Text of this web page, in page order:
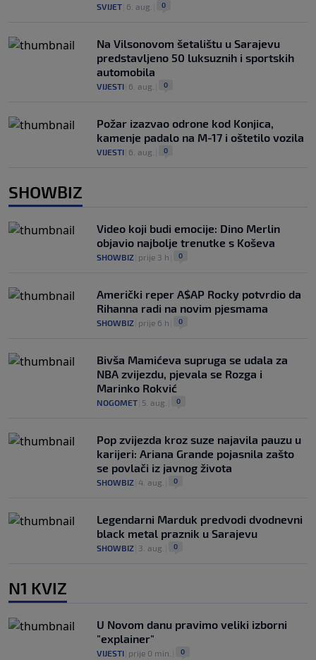
SVIJET 6. aug. 0
Na Vilsonovom šetalištu u Sarajevu
predstavljeno 50 luksuznih i sportskih
automobila
VIJESTI 6. aug. 0
Požar izazvao odrone kod Konjica,
kamenje padalo na M-17 i oštetilo vozila
VIJESTI 6. aug. 0
SHOWBIZ
Video koji budi emocije: Dino Merlin
objavio najbolje trenutke s Koševa
SHOWBIZ prije 3 h 0
Američki reper A$AP Rocky potvrdio da
Rihanna radi na novim pjesmama
SHOWBIZ prije 6 h 0
Bivša Mamićeva supruga se udala za
NBA zvijezdu, pjevala se Rozga i
Marinko Rokvić
NOGOMET 5. aug. 0
Pop zvijezda kroz suze najavila pauzu u
karijeri: Ariana Grande pojasnila zašto
se povlači iz javnog života
SHOWBIZ 4. aug. 0
Legendarni Marduk predvodi dvodnevni
black metal praznik u Sarajevu
SHOWBIZ 3. aug. 0
N1 KVIZ
U Novom danu pravimo veliki izborni
"explainer"
VIJESTI prije 0 min. 0